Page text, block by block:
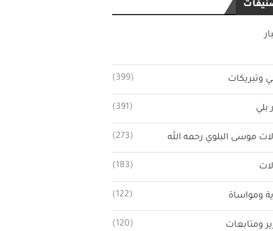
وتبريكات (399)
بلي (391)
موسى البلوي رحمه الله (273)
(183)
ومواساة (122)
ومتابعات (120)